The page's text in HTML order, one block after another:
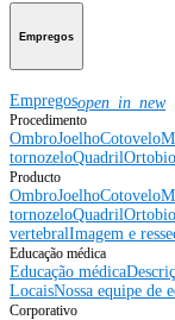
Empregos
Empregosopen_in_new
Procedimento
OmbroJoelhoCotovelo
tornozeloQuadril
Producto
OmbroJoelhoCotovelo
tornozeloQuadril
vertebralImagem e
Educação médica
Educação médica
LocaisNossa equipe de
Corporativo